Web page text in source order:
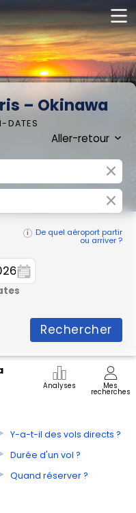
– Okinawa
DATES
×
×
De quel aéroport partir
ou arriver ?
Rechercher
Analyses Mes
recherches
Y-a-t-il des vols directs ?
Durée d'un vol ?
Quand réserver ?